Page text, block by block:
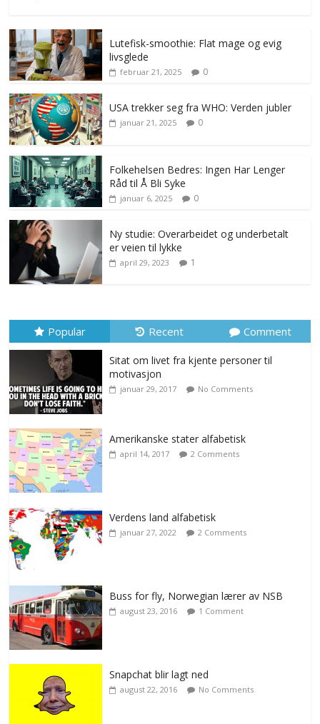
Lutefisk-smoothie: Flat mage og evig
livsglede
februar 21, 2025 0
USA trekker seg fra WHO: Verden jubler
januar 21, 2025 0
Folkehelsen Bedres: Ingen Har Lenger
Råd til Å Bli Syke
januar 6, 2025 0
Ny studie: Overarbeidet og underbetalt
er veien til lykke
april 29, 2023 1
Popular Recent Comment
Sitat om livet fra kjente personer til
motivasjon
januar 29, 2017 No Comments
Amerikanske stater alfabetisk
april 14, 2017 2 Comments
Verdens land alfabetisk
januar 27, 2022 2 Comments
Buss for fly, Norwegian lærer av NSB
august 23, 2016 1 Comment
Snapchat blir lagt ned
august 22, 2016 No Comments